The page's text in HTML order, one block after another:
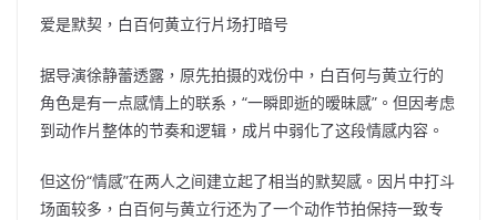
爱是默契，白百何黄立行片场打暗号
据导演徐静蕾透露，原先拍摄的戏份中，白百何与黄立行的
角色是有一点感情上的联系，“一瞬即逝的暧昧感”。但因考虑
到动作片整体的节奏和逻辑，成片中弱化了这段情感内容。
但这份“情感”在两人之间建立起了相当的默契感。因片中打斗
场面较多，白百何与黄立行还为了一个动作节拍保持一致专